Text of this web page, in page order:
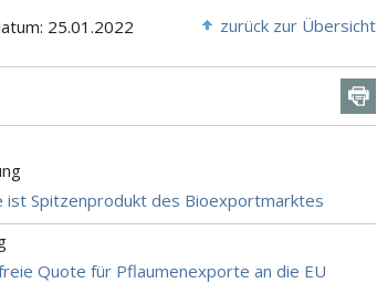
25.01.2022
zurück zur Übersicht
ist Spitzenprodukt des Bioexportmarktes
Quote für Pflaumenexporte an die EU